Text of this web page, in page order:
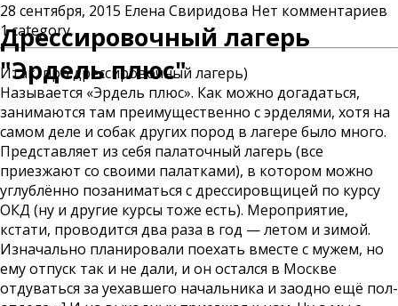
Дрессировочный лагерь
"Эрдель плюс"
28 сентября, 2015 Елена Свиридова Нет комментариев
1 category
Итак, про дрессировочный лагерь)
Называется «Эрдель плюс». Как можно догадаться,
занимаются там преимущественно с эрделями, хотя на
самом деле и собак других пород в лагере было много.
Представляет из себя палаточный лагерь (все
приезжают со своими палатками), в котором можно
углублённо позаниматься с дрессировщицей по курсу
ОКД (ну и другие курсы тоже есть). Мероприятие,
кстати, проводится два раза в год — летом и зимой.
Изначально планировали поехать вместе с мужем, но
ему отпуск так и не дали, и он остался в Москве
отдуваться за уехавшего начальника и заодно ещё пол-